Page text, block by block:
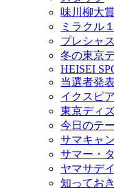
味川柳大賞
ミラクル
プレシャ
冬の東京
HEISEI
当選者発表
イクスピ
東京ディ
今日のテ
サマキャン
サマー・
ヤマサデ
知ってお